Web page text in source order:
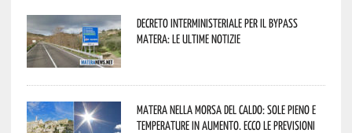
Decreto interministeriale per il Bypass
Matera: le ultime notizie
Matera nella morsa del caldo: sole pieno e
temperature in aumento. Ecco le previsioni